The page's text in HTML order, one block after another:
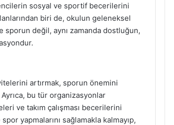
sosyal ve sportif becerilerini
biri de, okulun geleneksel
sporun değil, aynı zamanda dostluğun,
artırmak, sporun önemini
bu tür organizasyonlar
ve takım çalışması becerilerini
yapmalarını sağlamakla kalmayıp,